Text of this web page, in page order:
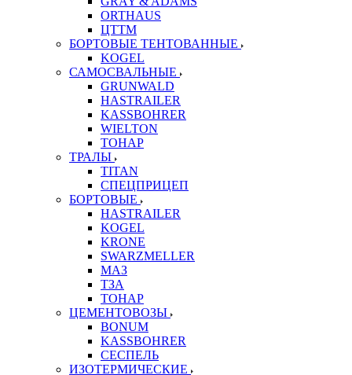
ORTHAUS
ЦТТМ
БОРТОВЫЕ ТЕНТОВАННЫЕ
KOGEL
САМОСВАЛЬНЫЕ
GRUNWALD
HASTRAILER
KASSBOHRER
WIELTON
ТОНАР
ТРАЛЫ
TITAN
СПЕЦПРИЦЕП
БОРТОВЫЕ
HASTRAILER
KOGEL
KRONE
SWARZMELLER
МАЗ
ТЗА
ТОНАР
ЦЕМЕНТОВОЗЫ
BONUM
KASSBOHRER
СЕСПЕЛЬ
ИЗОТЕРМИЧЕСКИЕ